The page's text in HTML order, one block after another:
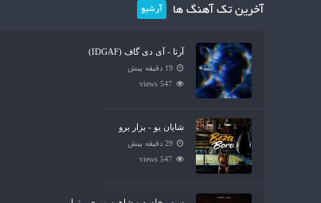
آخرین تک آهنگ ها آرشیو
آرتا - آی دی گاف (IDGAF)
19 دقیقه پیش
547 views
شایان یو - بزار برو
29 دقیقه پیش
547 views